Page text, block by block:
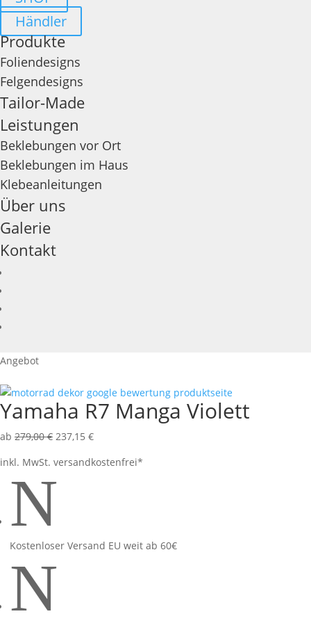
Händler
Produkte
Foliendesigns
Felgendesigns
Tailor-Made
Leistungen
Beklebungen vor Ort
Beklebungen im Haus
Klebeanleitungen
Über uns
Galerie
Kontakt
Angebot
Yamaha R7 Manga Violett
ab 279,00€ 237,15 €
inkl. MwSt. versandkostenfrei*
N
Kostenloser Versand EU weit ab 60€
N